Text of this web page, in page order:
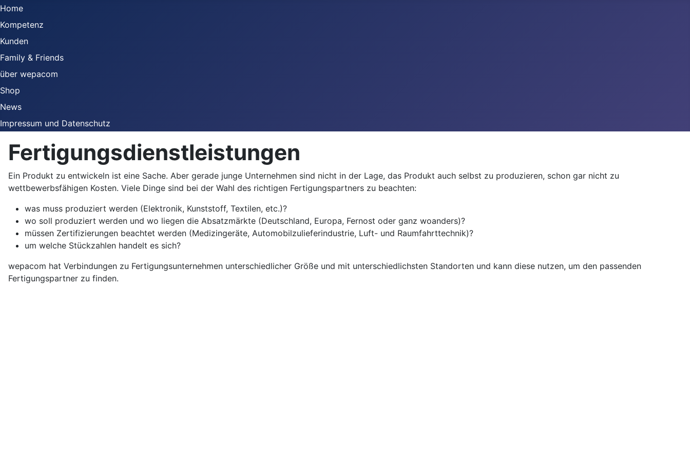
Home
Kompetenz
Kunden
Family & Friends
über wepacom
Shop
News
Impressum und Datenschutz
Fertigungsdienstleistungen
Ein Produkt zu entwickeln ist eine Sache. Aber gerade junge Unternehmen sind nicht in der Lage, das Produkt auch selbst zu produzieren, schon gar nicht zu
wettbewerbsfähigen Kosten. Viele Dinge sind bei der Wahl des richtigen Fertigungspartners zu beachten:
was muss produziert werden (Elektronik, Kunststoff, Textilen, etc.)?
wo soll produziert werden und wo liegen die Absatzmärkte (Deutschland, Europa, Fernost oder ganz woanders)?
müssen Zertifizierungen beachtet werden (Medizingeräte, Automobilzulieferindustrie, Luft- und Raumfahrttechnik)?
um welche Stückzahlen handelt es sich?
wepacom hat Verbindungen zu Fertigungsunternehmen unterschiedlicher Größe und mit unterschiedlichsten Standorten und kann diese nutzen, um den passenden
Fertigungspartner zu finden.